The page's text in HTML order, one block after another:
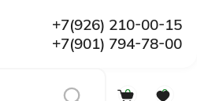
+7(926) 210-00-15
+7(901) 794-78-00
0 0